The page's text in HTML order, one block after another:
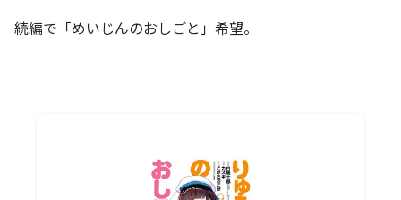
続編で「めいじんのおしごと」希望。